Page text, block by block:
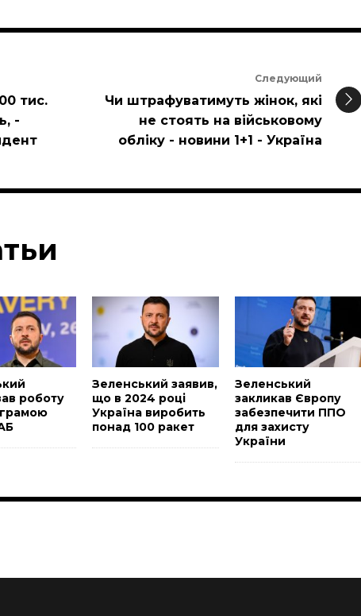
тис.
-
Следующий
Чи штрафуватимуть жінок, які
не стоять на військовому
обліку - новини 1+1 - Україна
роботу
Зеленський заявив,
що в 2024 році
Україна виробить
понад 100 ракет
Зеленський
закликав Європу
забезпечити ППО
для захисту
України